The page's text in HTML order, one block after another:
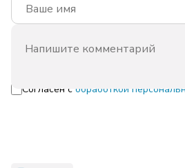
Согласен с обработкой